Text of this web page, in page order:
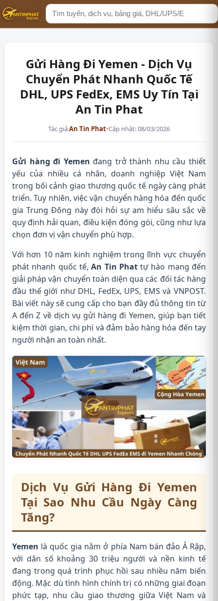
Tìm
kiếm
Gửi Hàng Đi Yemen - Dịch Vụ
Chuyển Phát Nhanh Quốc Tế
DHL, UPS FedEx, EMS Uy Tín Tại
An Tin Phat
Tác giả:An Tin Phat•Cập nhật: 08/03/2026
Gửi hàng đi Yemen đang trở thành nhu cầu thiết
yếu của nhiều cá nhân, doanh nghiệp Việt Nam
trong bối cảnh giao thương quốc tế ngày càng phát
triển. Tuy nhiên, việc vận chuyển hàng hóa đến quốc
gia Trung Đông này đòi hỏi sự am hiểu sâu sắc về
quy định hải quan, điều kiện đóng gói, cũng như lựa
chọn đơn vị vận chuyển phù hợp.
Với hơn 10 năm kinh nghiệm trong lĩnh vực chuyển
phát nhanh quốc tế,An Tin Phattự hào mang đến
giải pháp vận chuyển toàn diện qua các đối tác hàng
đầu thế giới như DHL, FedEx, UPS, EMS và VNPOST.
Bài viết này sẽ cung cấp cho bạn đầy đủ thông tin từ
A đến Z về dịch vụ gửi hàng đi Yemen, giúp bạn tiết
kiệm thời gian, chi phí và đảm bảo hàng hóa đến tay
người nhận an toàn nhất.
Dịch Vụ Gửi Hàng Đi Yemen
Tại Sao Nhu Cầu Ngày Càng
Tăng?
Yemen là quốc gia nằm ở phía Nam bán đảo Ả Rập,
với dân số khoảng 30 triệu người và nền kinh tế
đang trong quá trình phục hồi sau nhiều năm biến
động. Mặc dù tình hình chính trị có những giai đoạn
phức tạp, nhu cầu giao thương giữa Việt Nam và